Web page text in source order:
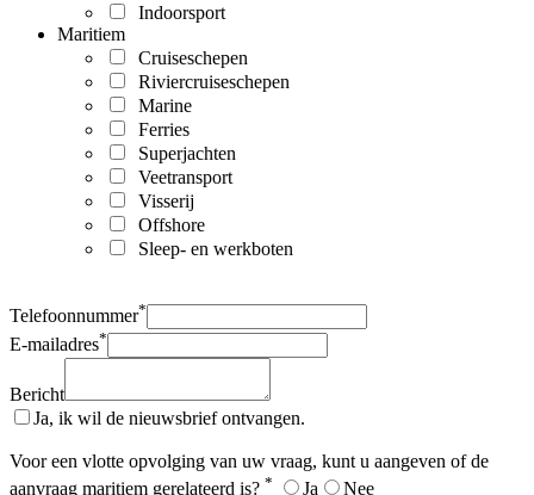
Indoorsport
Maritiem
Cruiseschepen
Riviercruiseschepen
Marine
Ferries
Superjachten
Veetransport
Visserij
Offshore
Sleep- en werkboten
Telefoonnummer*
E-mailadres*
Bericht
Ja, ik wil de nieuwsbrief ontvangen.
Voor een vlotte opvolging van uw vraag, kunt u aangeven of de
aanvraag maritiem gerelateerd is? * Ja Nee